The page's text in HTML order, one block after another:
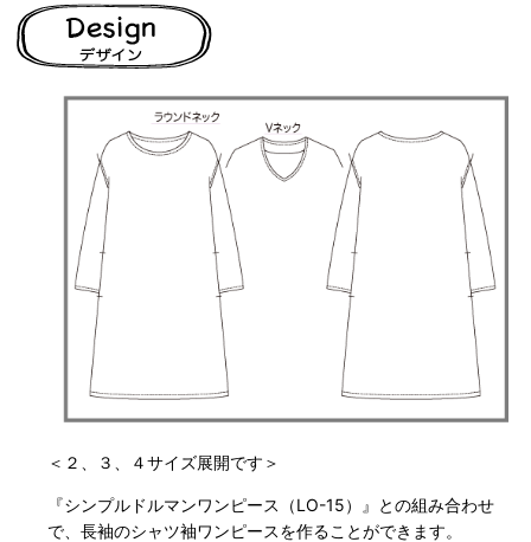
＜２、３、４サイズ展開です＞
『シンプルドルマンワンピース（LO-15）』との組み合わせ
で、長袖のシャツ袖ワンピースを作ることができます。